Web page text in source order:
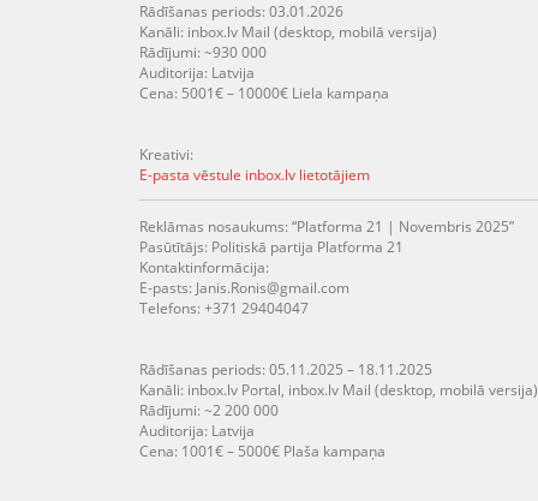
Rādīšanas periods: 03.01.2026
Kanāli: inbox.lv Mail (desktop, mobilā versija)
Rādījumi: ~930 000
Auditorija: Latvija
Cena: 5001€ – 10000€ Liela kampaņa
Kreativi:
E-pasta vēstule inbox.lv lietotājiem
Reklāmas nosaukums: “Platforma 21 | Novembris 2025”
Pasūtītājs: Politiskā partija Platforma 21
Kontaktinformācija:
E-pasts: Janis.Ronis@gmail.com
Telefons: +371 29404047
Rādīšanas periods: 05.11.2025 – 18.11.2025
Kanāli: inbox.lv Portal, inbox.lv Mail (desktop, mobilā versija)
Rādījumi: ~2 200 000
Auditorija: Latvija
Cena: 1001€ – 5000€ Plaša kampaņa